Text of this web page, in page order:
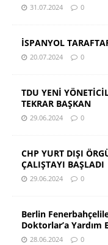
31.07.2024 0
İSPANYOL
20.07.2024 0
TDU YENİ
TEKRAR BAŞKAN
29.06.2024 0
CHP YURT DIŞI
ÇALIŞTAYI BAŞLADI
29.06.2024 0
Berlin
Doktorlar’a Yardım
28.06.2024 0